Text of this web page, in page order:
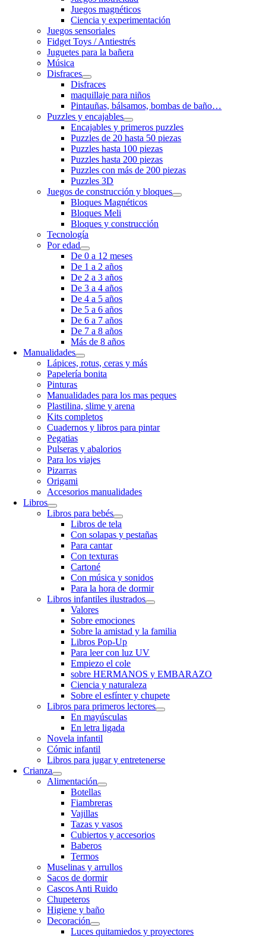
Juegos magnéticos
Ciencia y experimentación
Juegos sensoriales
Fidget Toys / Antiestrés
Juguetes para la bañera
Música
Disfraces
Disfraces
maquillaje para niños
Pintauñas, bálsamos, bombas de baño…
Puzzles y encajables
Encajables y primeros puzzles
Puzzles de 20 hasta 50 piezas
Puzzles hasta 100 piezas
Puzzles hasta 200 piezas
Puzzles con más de 200 piezas
Puzzles 3D
Juegos de construcción y bloques
Bloques Magnéticos
Bloques Meli
Bloques y construcción
Tecnología
Por edad
De 0 a 12 meses
De 1 a 2 años
De 2 a 3 años
De 3 a 4 años
De 4 a 5 años
De 5 a 6 años
De 6 a 7 años
De 7 a 8 años
Más de 8 años
Manualidades
Lápices, rotus, ceras y más
Papelería bonita
Pinturas
Manualidades para los mas peques
Plastilina, slime y arena
Kits completos
Cuadernos y libros para pintar
Pegatias
Pulseras y abalorios
Para los viajes
Pizarras
Origami
Accesorios manualidades
Libros
Libros para bebés
Libros de tela
Con solapas y pestañas
Para cantar
Con texturas
Cartoné
Con música y sonidos
Para la hora de dormir
Libros infantiles ilustrados
Valores
Sobre emociones
Sobre la amistad y la familia
Libros Pop-Up
Para leer con luz UV
Empiezo el cole
sobre HERMANOS y EMBARAZO
Ciencia y naturaleza
Sobre el esfínter y chupete
Libros para primeros lectores
En mayúsculas
En letra ligada
Novela infantil
Cómic infantil
Libros para jugar y entretenerse
Crianza
Alimentación
Botellas
Fiambreras
Vajillas
Tazas y vasos
Cubiertos y accesorios
Baberos
Termos
Muselinas y arrullos
Sacos de dormir
Cascos Anti Ruido
Chupeteros
Higiene y baño
Decoración
Luces quitamiedos y proyectores